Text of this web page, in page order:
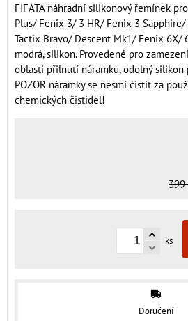
FIFATA náhradní silikonový řemínek
Plus/ Fenix 3/ 3 HR/ Fenix 3
Tactix Bravo/ Descent Mk1/ Fenix 6X/
modrá, silikon. Provedené pro
oblasti přilnutí náramku, odolný
POZOR náramky se nesmí čistit za
chemických čistidel!
399
ks
Doručení